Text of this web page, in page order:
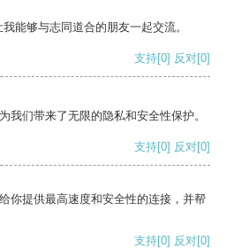
能够与志同道合的朋友一起交流。
支持[0] 反对[0]
我们带来了无限的隐私和安全性保护。
支持[0] 反对[0]
你提供最高速度和安全性的连接，并帮
支持[0] 反对[0]